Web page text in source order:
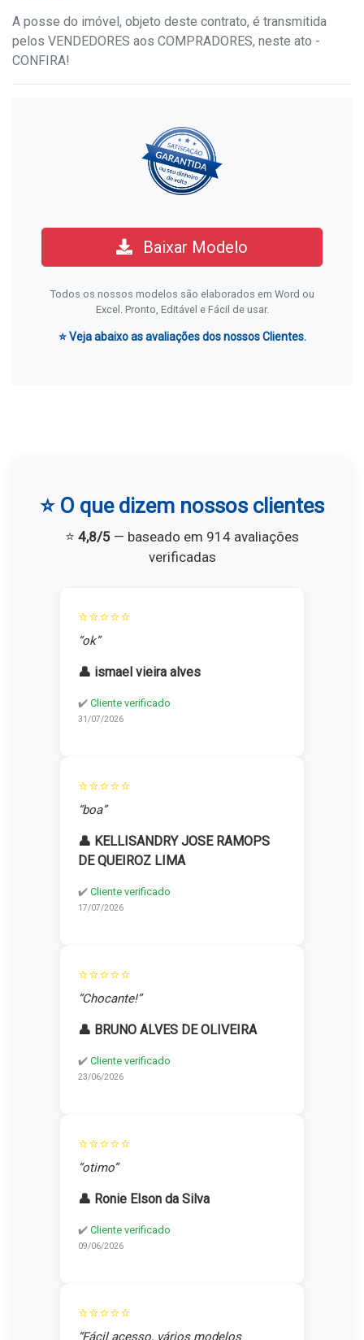
A posse do imóvel, objeto deste contrato, é transmitida
pelos VENDEDORES aos COMPRADORES, neste ato -
CONFIRA!
Baixar Modelo
Todos os nossos modelos são elaborados em Word ou
Excel. Pronto, Editável e Fácil de usar.
⭐ Veja abaixo as avaliações dos nossos Clientes.
⭐ O que dizem nossos clientes
⭐ 4,8/5 — baseado em 914 avaliações
verificadas
⭐⭐⭐⭐⭐
“ok”
👤 ismael vieira alves
✔️ Cliente verificado
31/07/2026
⭐⭐⭐⭐⭐
“boa”
👤 KELLISANDRY JOSE RAMOPS
DE QUEIROZ LIMA
✔️ Cliente verificado
17/07/2026
⭐⭐⭐⭐⭐
“Chocante!”
👤 BRUNO ALVES DE OLIVEIRA
✔️ Cliente verificado
23/06/2026
⭐⭐⭐⭐⭐
“otimo”
👤 Ronie Elson da Silva
✔️ Cliente verificado
09/06/2026
⭐⭐⭐⭐⭐
“Fácil acesso, vários modelos